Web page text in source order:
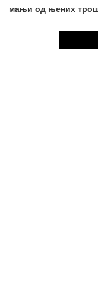
мањи од њених